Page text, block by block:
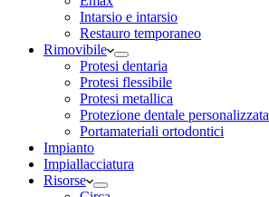
Intarsio e intarsio
Restauro temporaneo
Rimovibile
Protesi dentaria
Protesi flessibile
Protesi metallica
Protezione dentale personalizzata
Portamateriali ortodontici
Impianto
Impiallacciatura
Risorse